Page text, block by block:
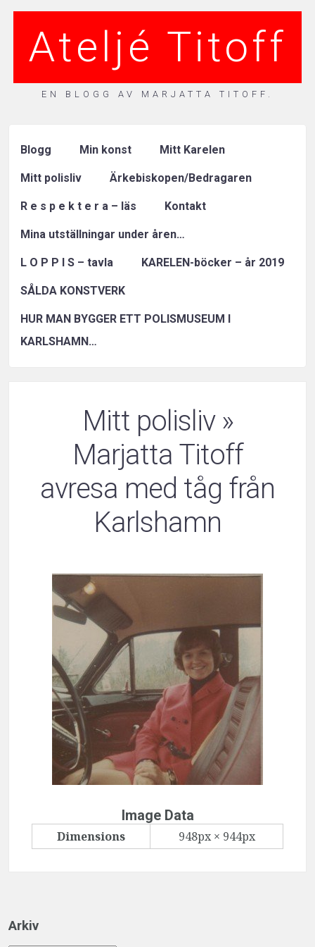
Ateljé Titoff
EN BLOGG AV MARJATTA TITOFF.
Blogg Min konst Mitt Karelen
Mitt polisliv Ärkebiskopen/Bedragaren
R e s p e k t e r a – läs Kontakt
Mina utställningar under åren…
L O P P I S – tavla KARELEN-böcker – år 2019
SÅLDA KONSTVERK
HUR MAN BYGGER ETT POLISMUSEUM I
KARLSHAMN…
Mitt polisliv»
Marjatta Titoff
avresa med tåg från
Karlshamn
Image Data
Dimensions 948px × 944px
Arkiv